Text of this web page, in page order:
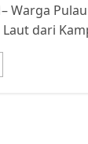
Warga
dari
JULI 15, 2026